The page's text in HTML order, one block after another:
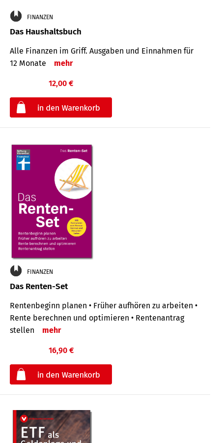
FINANZEN
Das Haushaltsbuch
Alle Finanzen im Griff. Aus­gaben und Ein­nahmen für
12 Monate
mehr
12,00 €
FINANZEN
Das Renten-Set
Rentenbeginn planen • Früher aufhören zu arbeiten •
Rente berechnen und optimieren • Rentenantrag
stellen
mehr
16,90 €